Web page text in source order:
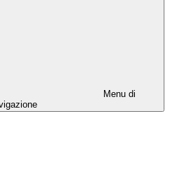
Menu di